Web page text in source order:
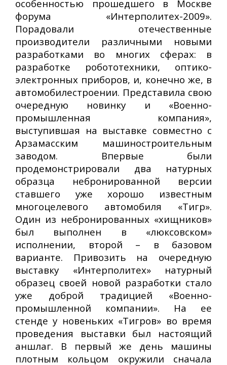
особенностью прошедшего в Москве
форума «Интерполитех-2009».
Порадовали отечественные
производители различными новыми
разработками во многих сферах: в
разработке робототехники, оптико-
электронных приборов, и, конечно же, в
автомобилестроении. Представила свою
очередную новинку и «Военно-
промышленная компания»,
выступившая на выставке совместно с
Арзамасским машиностроительным
заводом. Впервые были
продемонстрировали два натурных
образца небронированной версии
ставшего уже хорошо известным
многоцелевого автомобиля «Тигр».
Один из небронированных «хищников»
был выполнен в «люксовском»
исполнении, второй – в базовом
варианте. Привозить на очередную
выставку «Интерполитех» натурный
образец своей новой разработки стало
уже доброй традицией «Военно-
промышленной компании». На ее
стенде у новеньких «Тигров» во время
проведения выставки был настоящий
аншлаг. В первый же день машины
плотным кольцом окружили сначала